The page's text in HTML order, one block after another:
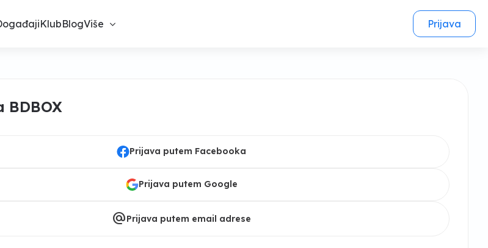
KlubBlogViše Prijava
BDBOX
Prijava putem Facebooka
Prijava putem Google
alternate_emailPrijava putem email adrese